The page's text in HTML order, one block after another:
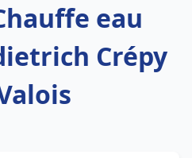
eau
Crépy